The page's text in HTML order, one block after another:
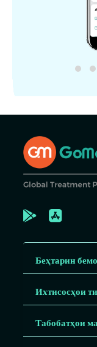
Беҳтарин
Ихтисосҳои
Табобатҳои